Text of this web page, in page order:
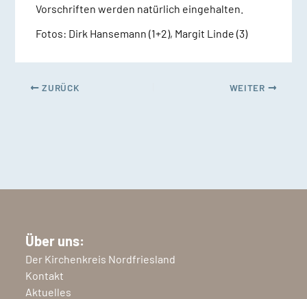
Vorschriften werden natürlich eingehalten.
Fotos: Dirk Hansemann (1+2), Margit Linde (3)
ZURÜCK WEITER
Über uns:
Der Kirchenkreis Nordfriesland
Kontakt
Aktuelles